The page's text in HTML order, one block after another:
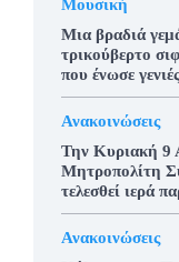
Μουσική
Μια βραδιά
τρικούβερτο
που ένωσε
Ανακοινώσεις
Την Κυριακή 9
Μητροπολίτη
τελεσθεί ιερά
Ανακοινώσεις